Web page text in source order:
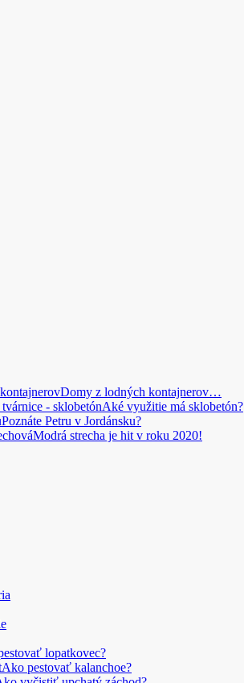
Domy z lodných kontajnerov…
Aké využitie má sklobetón?
Poznáte Petru v Jordánsku?
Modrá strecha je hit v roku 2020!
lopatkovec?
Ako pestovať kalanchoe?